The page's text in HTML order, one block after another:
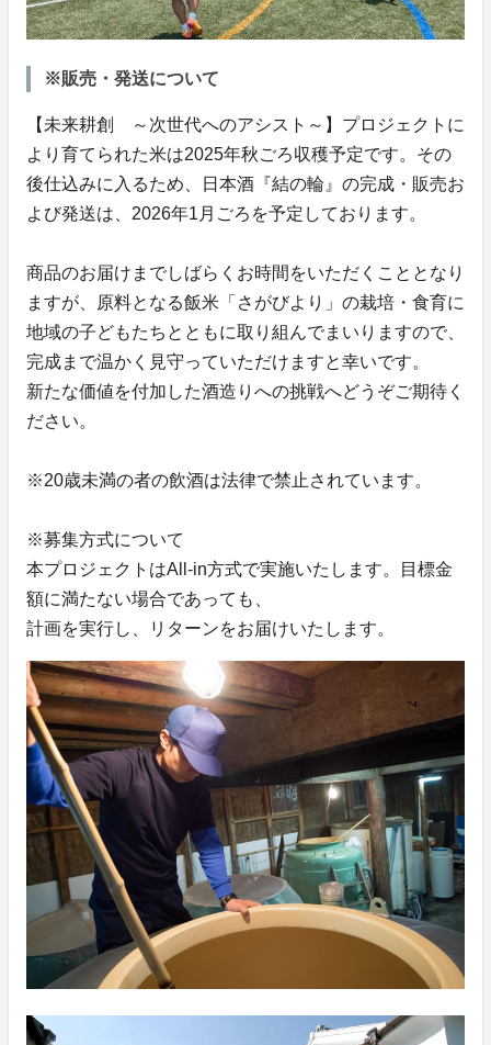
※販売・発送について
【未来耕創 ～次世代へのアシスト～】プロジェクトに
より育てられた米は2025年秋ごろ収穫予定です。その
後仕込みに入るため、日本酒『結の輪』の完成・販売お
よび発送は、2026年1月ごろを予定しております。
商品のお届けまでしばらくお時間をいただくこととなり
ますが、原料となる飯米「さがびより」の栽培・食育に
地域の子どもたちとともに取り組んでまいりますので、
完成まで温かく見守っていただけますと幸いです。
新たな価値を付加した酒造りへの挑戦へどうぞご期待く
ださい。
※20歳未満の者の飲酒は法律で禁止されています。
※募集方式について
本プロジェクトはAll-in方式で実施いたします。目標金
額に満たない場合であっても、
計画を実行し、リターンをお届けいたします。